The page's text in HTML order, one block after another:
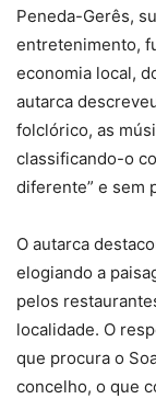
Peneda-Gerês,
entretenimento,
economia local,
autarca
folclórico, as
classificando-o
diferente” e sem
O autarca
elogiando a
pelos
localidade. O
que procura o
concelho, o que